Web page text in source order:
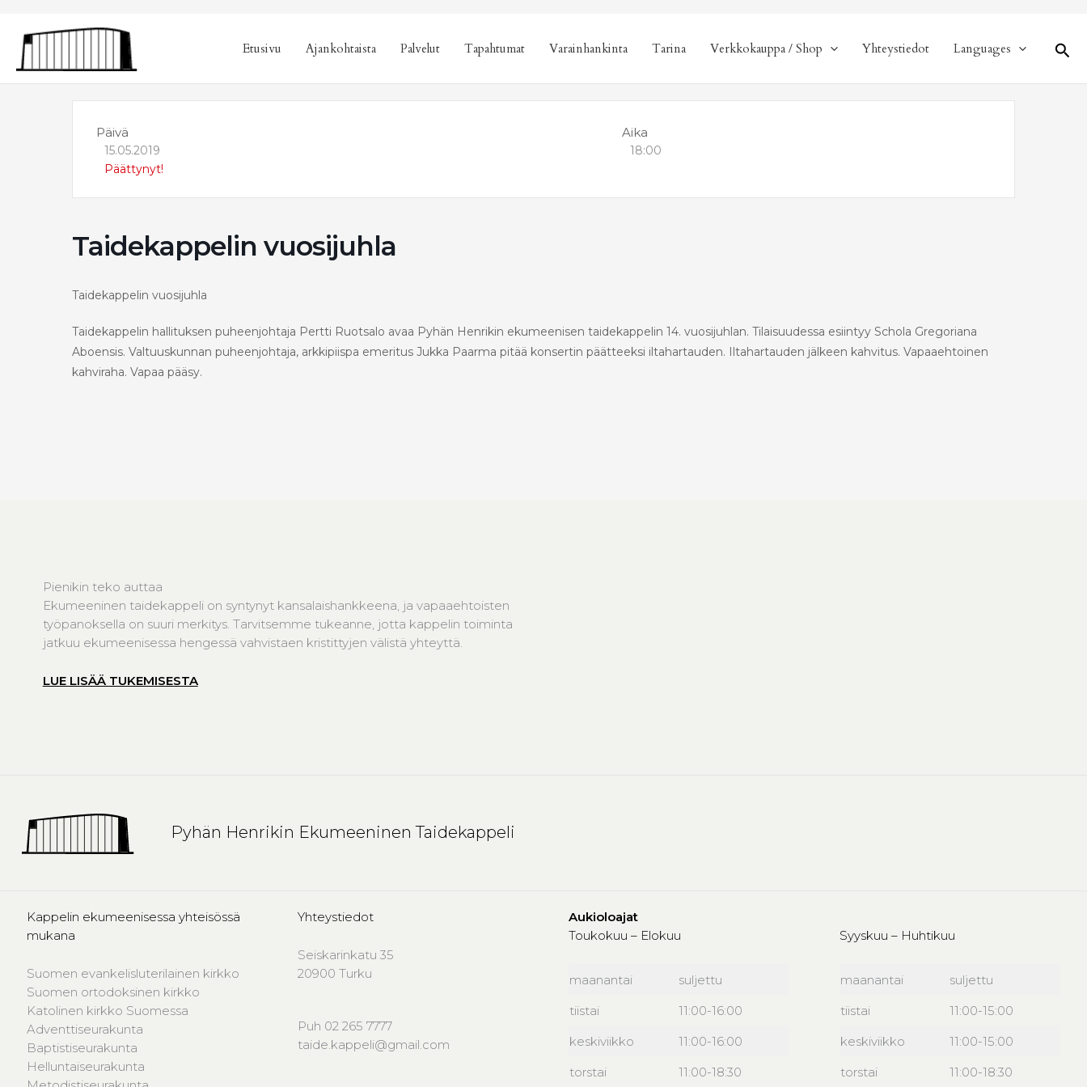
Etusivu Ajankohtaista Palvelut Tapahtumat Varainhankinta Tarina Verkkokauppa / Shop Yhteystiedot Languages Hae
Päivä
15.05.2019
Päättynyt!
Aika
18:00
Taidekappelin vuosijuhla
Taidekappelin vuosijuhla
Taidekappelin hallituksen puheenjohtaja Pertti Ruotsalo avaa Pyhän Henrikin ekumeenisen taidekappelin 14. vuosijuhlan. Tilaisuudessa esiintyy Schola Gregoriana
Aboensis. Valtuuskunnan puheenjohtaja, arkkipiispa emeritus Jukka Paarma pitää konsertin päätteeksi iltahartauden. Iltahartauden jälkeen kahvitus. Vapaaehtoinen
kahviraha. Vapaa pääsy.
Pienikin teko auttaa
Ekumeeninen taidekappeli on syntynyt kansalaishankkeena, ja vapaaehtoisten
työpanoksella on suuri merkitys. Tarvitsemme tukeanne, jotta kappelin toiminta
jatkuu ekumeenisessa hengessä vahvistaen kristittyjen välistä yhteyttä.
LUE LISÄÄ TUKEMISESTA
Pyhän Henrikin Ekumeeninen Taidekappeli
Kappelin ekumeenisessa yhteisössä
mukana
Suomen evankelisluterilainen kirkko
Suomen ortodoksinen kirkko
Katolinen kirkko Suomessa
Adventtiseurakunta
Baptistiseurakunta
Helluntaiseurakunta
Yhteystiedot
Seiskarinkatu 35
20900 Turku
Puh 02 265 7777
taide.kappeli@gmail.com
Aukioloajat
Toukokuu – Elokuu
maanantai
suljettu
tiistai
11:00-16:00
keskiviikko
11:00-16:00
torstai
11:00-18:30
Syyskuu – Huhtikuu
maanantai
suljettu
tiistai
11:00-15:00
keskiviikko
11:00-15:00
torstai
11:00-18:30